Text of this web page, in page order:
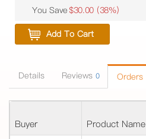
You Save $30.00 (38%)
Add To Cart
Details Reviews 0 Orders
Buyer Product Name